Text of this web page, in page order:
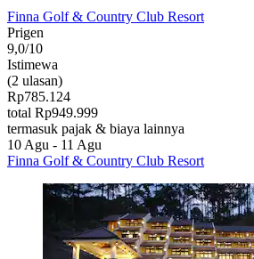
Finna Golf & Country Club Resort
Prigen
9,0/10
Istimewa
(2 ulasan)
Rp785.124
total Rp949.999
termasuk pajak & biaya lainnya
10 Agu - 11 Agu
Finna Golf & Country Club Resort